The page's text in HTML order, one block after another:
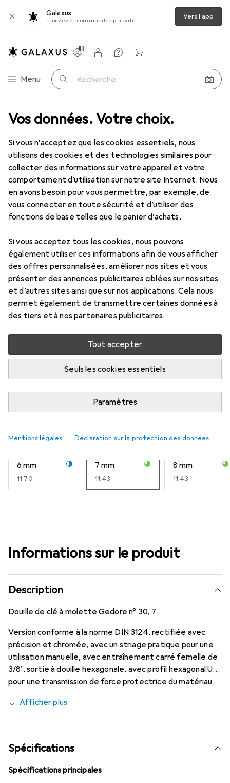
Vos données. Votre choix.
Si vous n’acceptez que les cookies essentiels, nous
utilisons des cookies et des technologies similaires pour
collecter des informations sur votre appareil et votre
comportement d’utilisation sur notre site Internet. Nous
en avons besoin pour vous permettre, par exemple, de
vous connecter en toute sécurité et d’utiliser des
fonctions de base telles que le panier d’achats.
Si vous acceptez tous les cookies, nous pouvons
également utiliser ces informations afin de vous afficher
des offres personnalisées, améliorer nos sites et vous
présenter des annonces publicitaires ciblées sur nos sites
et d’autres sites ainsi que sur nos applications. Cela nous
permet également de transmettre certaines données à
des tiers et à nos partenaires publicitaires.
Tout accepter
Seuls les cookies essentiels
Paramètres
Mentions légales Déclaration sur la protection des données
Galaxus
Trouvez et commandez plus vite Vers l'app
Navigation par catégorie
Menu Recherche
Paramètres
Compte client
Listes de comparaison
Listes d'envies
Panier
Clé à douille + douilles Gedore 30 7 Douille 3/8" 6 pans 7 mm
16 images
Gedore30 7 Douille 3/8" 6 pans 7 mm
7 mm
EUR
11,43
Évaluations
Livré entre ven, 14/8 et mar, 18/8
Plus que 1 pièce en stock chez le fournisseur
Ajouter au panier
Livraison gratuite à partir de 39,– i
Taille 25 Tout afficher
6 mm
EUR
11,70
7 mm
EUR
11,43
8 mm
EUR
11,43
Informations sur le produit
Description
Douille de clé à molette Gedore n° 30, 7
Version conforme à la norme DIN 3124, rectifiée avec
précision et chromée, avec un striage pratique pour une
utilisation manuelle, avec entraînement carré femelle de
3/8", sortie à douille hexagonale, avec profil hexagonal UD
pour une transmission de force protectrice du matériau.
Afficher plus
Spécifications
Spécifications principales